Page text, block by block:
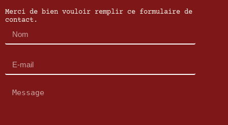
Merci de bien vouloir remplir ce formulaire de
contact.